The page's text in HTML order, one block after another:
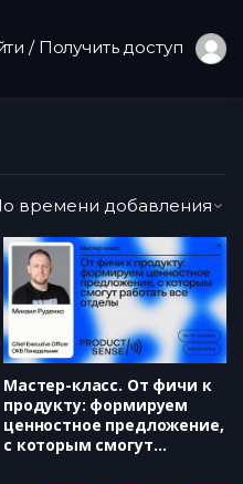
/ Получить доступ
Мастер-класс. От фичи к
продукту: формируем
ценностное предложение,
с которым смогут